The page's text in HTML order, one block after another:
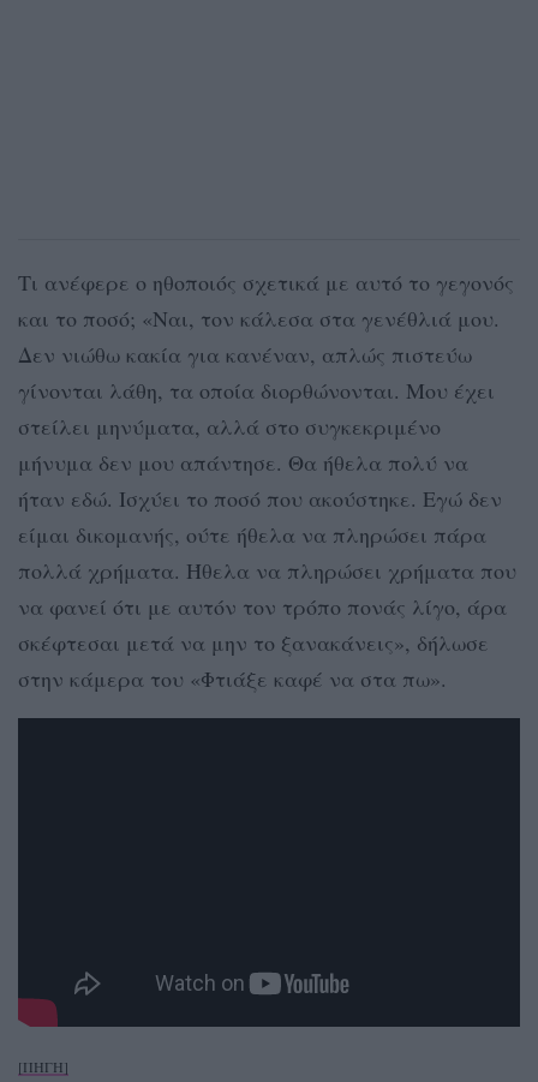
Τι ανέφερε ο ηθοποιός σχετικά με αυτό το γεγονός
και το ποσό; «Ναι, τον κάλεσα στα γενέθλιά μου.
Δεν νιώθω κακία για κανέναν, απλώς πιστεύω
γίνονται λάθη, τα οποία διορθώνονται. Μου έχει
στείλει μηνύματα, αλλά στο συγκεκριμένο
μήνυμα δεν μου απάντησε. Θα ήθελα πολύ να
ήταν εδώ. Ισχύει το ποσό που ακούστηκε. Εγώ δεν
είμαι δικομανής, ούτε ήθελα να πληρώσει πάρα
πολλά χρήματα. Ήθελα να πληρώσει χρήματα που
να φανεί ότι με αυτόν τον τρόπο πονάς λίγο, άρα
σκέφτεσαι μετά να μην το ξανακάνεις», δήλωσε
στην κάμερα του «Φτιάξε καφέ να στα πω».
[ΠΗΓΗ]